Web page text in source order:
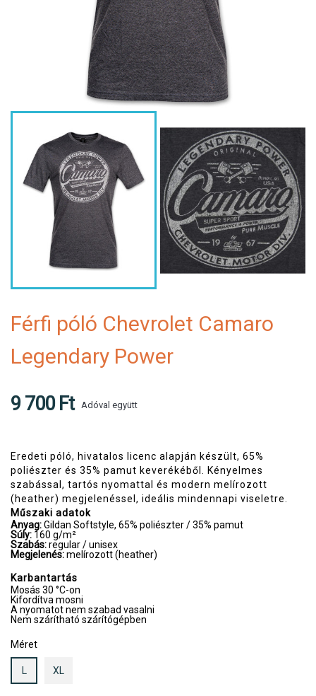
Férfi póló Chevrolet Camaro
Legendary Power
9 700 Ft Adóval együtt
Eredeti póló, hivatalos licenc alapján készült, 65%
poliészter és 35% pamut keverékéből. Kényelmes
szabással, tartós nyomattal és modern melírozott
(heather) megjelenéssel, ideális mindennapi viseletre.
Műszaki adatok
Anyag:Gildan Softstyle, 65% poliészter / 35% pamut
Súly: 160 g/m²
Szabás:regular / unisex
Megjelenés:melírozott (heather)
Karbantartás
Mosás 30 °C-on
Kifordítva mosni
A nyomatot nem szabad vasalni
Nem szárítható szárítógépben
Méret
L XL